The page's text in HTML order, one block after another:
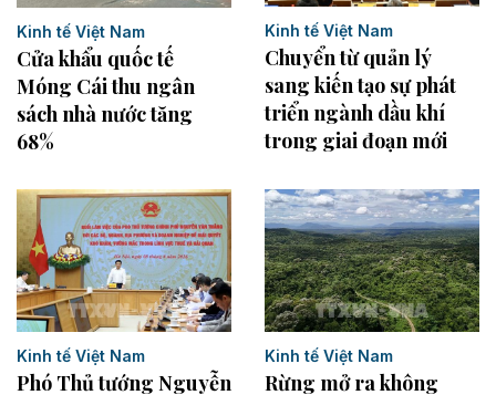
Kinh tế Việt Nam
Cửa khẩu quốc tế
Móng Cái thu ngân
sách nhà nước tăng
68%
Kinh tế Việt Nam
Chuyển từ quản lý
sang kiến tạo sự phát
triển ngành dầu khí
trong giai đoạn mới
Kinh tế Việt Nam
Phó Thủ tướng Nguyễn
Kinh tế Việt Nam
Rừng mở ra không